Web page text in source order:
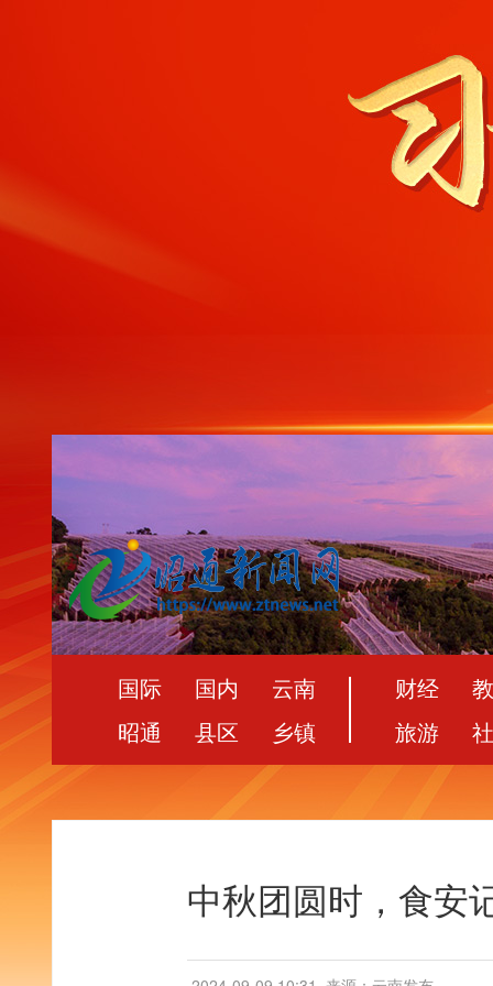
国际 国内
云南
昭通
县区 乡镇
财经
旅游
中秋团圆时，食安